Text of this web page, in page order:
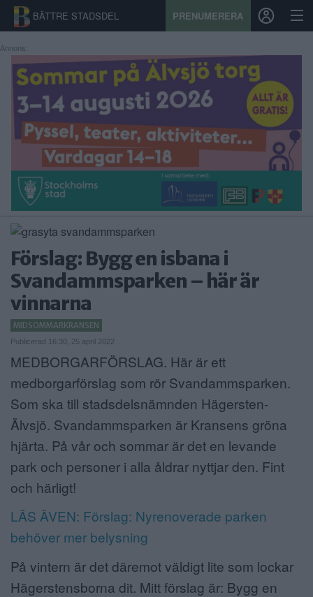
BÄTTRE STADSDEL PRENUMERERA
START
STADSDEL
PRENUMERATION
SPORT
ÅSIKTER
KALENDER
KONTAKT
SAMARBETEN
ANNONSERA
NÄRINGSLIV
Annons:
Förslag: Bygg en isbana i
Svandammsparken – här är
vinnarna
MIDSOMMARKRANSEN
Publicerad 16:30, 25 april 2022
MEDBORGARFÖRSLAG. Här är ett
medborgarförslag som rör Svandammsparken.
Som ska till stadsdelsnämnden Hägersten-
Älvsjö. Svandammsparken är Kransens gröna
hjärta. På vår och sommar är det en levande
park och personer i alla åldrar nyttjar den. Fint
och härligt!
LÄS ÄVEN: Förslag: Nyrenoverade parken
behöver mer belysning
På vintern är det däremot väldigt lite som lockar
Hägerstensborna dit. Mitt förslag är: Bygg en